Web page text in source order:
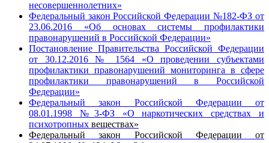
несовершеннолетних»
Федеральный закон Российской Федерации №182-ФЗ от
23.06.2016 «Об основах системы профилактики
правонарушений в Российской Федерации»
Постановление Правительства Российской Федерации
от 30.12.2016 № 1564 «О проведении субъектами
профилактики правонарушений мониторинга в сфере
профилактики правонарушений в Российской
Федерации»
Федеральный закон Российской Федерации от
08.01.1998 №3-ФЗ «О наркотических средствах и
психотропных веществах»
Федеральный закон Российской Федерации от